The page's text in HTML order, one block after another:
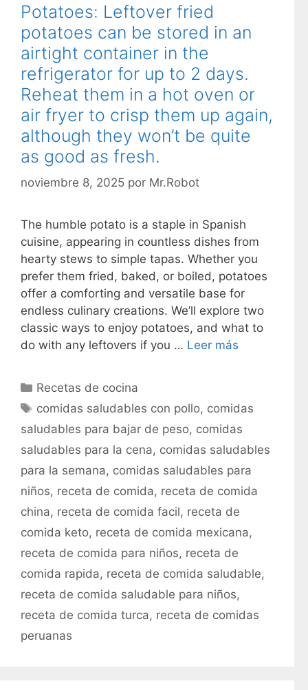
Potatoes: Leftover fried
potatoes can be stored in an
airtight container in the
refrigerator for up to 2 days.
Reheat them in a hot oven or
air fryer to crisp them up again,
although they won’t be quite
as good as fresh.
noviembre 8, 2025 por Mr.Robot
The humble potato is a staple in Spanish
cuisine, appearing in countless dishes from
hearty stews to simple tapas. Whether you
prefer them fried, baked, or boiled, potatoes
offer a comforting and versatile base for
endless culinary creations. We’ll explore two
classic ways to enjoy potatoes, and what to
do with any leftovers if you … Leer más
C
a
e
g
o
r
í
s
Recetas de cocina
E
t
q
u
e
t
a
comidas saludables con pollo, comidas
saludables para bajar de peso, comidas
saludables para la cena, comidas saludables
para la semana, comidas saludables para
niños, receta de comida, receta de comida
china, receta de comida facil, receta de
comida keto, receta de comida mexicana,
receta de comida para niños, receta de
comida rapida, receta de comida saludable,
receta de comida saludable para niños,
receta de comida turca, receta de comidas
peruanas